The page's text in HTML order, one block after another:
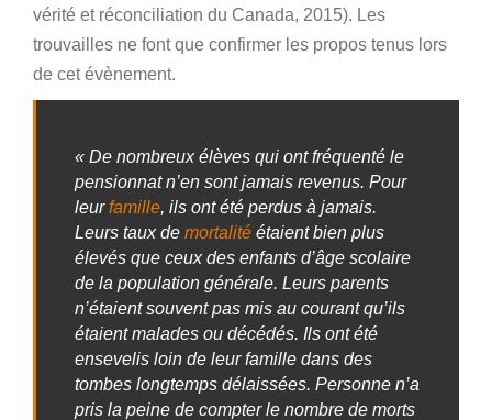
vérité et réconciliation du Canada, 2015). Les
trouvailles ne font que confirmer les propos tenus lors
de cet évènement.
« De nombreux élèves qui ont fréquenté le
pensionnat n’en sont jamais revenus. Pour
leurfamille, ils ont été perdus à jamais.
Leurs taux de mortalité étaient bien plus
élevés que ceux des enfants d’âge scolaire
de la population générale. Leurs parents
n’étaient souvent pas mis au courant qu’ils
étaient malades ou décédés. Ils ont été
ensevelis loin de leur famille dans des
tombes longtemps délaissées. Personne n’a
pris la peine de compter le nombre de morts